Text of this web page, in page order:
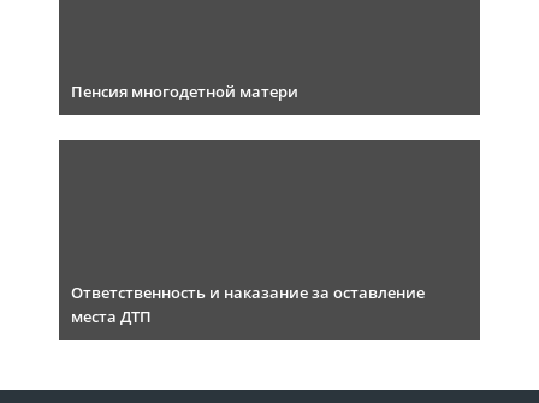
Пенсия многодетной матери
Ответственность и наказание за оставление
места ДТП